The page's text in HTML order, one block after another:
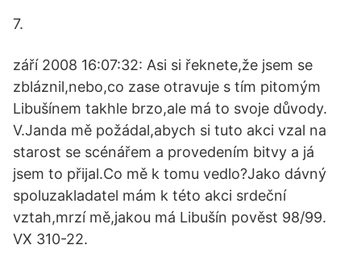
7.
září 2008 16:07:32: Asi si řeknete,že jsem se
zbláznil,nebo,co zase otravuje s tím pitomým
Libušínem takhle brzo,ale má to svoje důvody.
V.Janda mě požádal,abych si tuto akci vzal na
starost se scénářem a provedením bitvy a já
jsem to přijal.Co mě k tomu vedlo?Jako dávný
spoluzakladatel mám k této akci srdeční
vztah,mrzí mě,jakou má Libušín pověst 98/99.
VX 310-22.